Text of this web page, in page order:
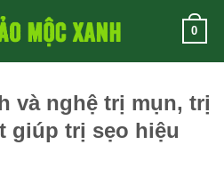
0
và nghệ trị mụn, trị
giúp trị sẹo hiệu